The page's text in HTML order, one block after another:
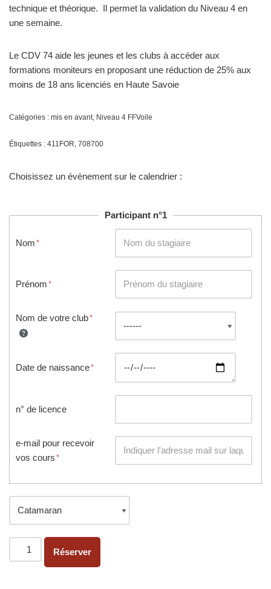
technique et théorique. Il permet la validation du Niveau 4 en
une semaine.
Le CDV 74 aide les jeunes et les clubs à accéder aux
formations moniteurs en proposant une réduction de 25% aux
moins de 18 ans licenciés en Haute Savoie
Catégories : mis en avant, Niveau 4 FFVoile
Étiquettes : 411FOR, 708700
Choisissez un évènement sur le calendrier :
Participant n°1
Nom
Prénom
Nom de votre club
Date de naissance
n° de licence
e-mail pour recevoir
vos cours
Réserver